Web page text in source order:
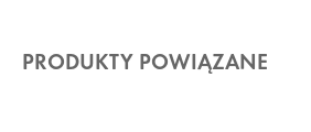
PRODUKTY POWIĄZANE